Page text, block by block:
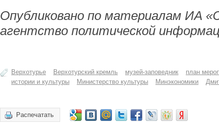
Опубликовано по материалам ИА
агентство политической
Верхотурье Верхотурский кремль музей-заповедник
план
истории и культуры
Министерство культуры Минэкономики
Распечатать